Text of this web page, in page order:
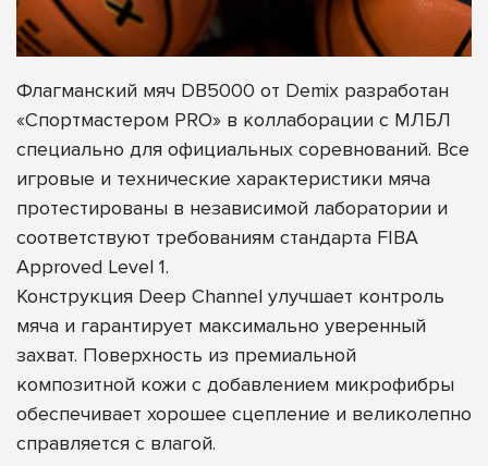
Флагманский мяч DB5000 от Demix разработан
«Спортмастером PRO» в коллаборации с МЛБЛ
специально для официальных соревнований. Все
игровые и технические характеристики мяча
протестированы в независимой лаборатории и
соответствуют требованиям стандарта FIBA
Approved Level 1.
Конструкция Deep Channel улучшает контроль
мяча и гарантирует максимально уверенный
захват. Поверхность из премиальной
композитной кожи с добавлением микрофибры
обеспечивает хорошее сцепление и великолепно
справляется с влагой.